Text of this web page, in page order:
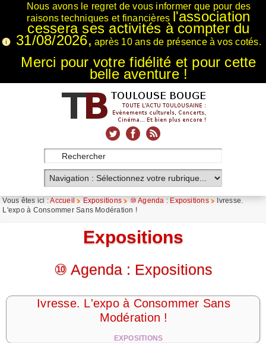
Nous avons le regret de vous informer que pour des
raisons techniques et financières l'association
cessera ses activités à compter du
31/08/2026, après 10 ans de présence à vos cotés.
Merci pour votre fidélité et pour cette
belle aventure !
Vous êtes ici :Accueil Expositions ⑩ Agenda : Expositions
Ivresse.
L'expo à Consommer Sans Modération !
Expositions
⑩ Agenda : Expositions
Ivresse. L'expo à Consommer Sans
Modération !
EXPOSITIONS